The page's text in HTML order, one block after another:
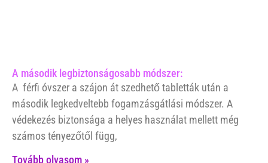
A második legbiztonságosabb módszer:
A férfi óvszer a szájon át szedhető tabletták után a
második legkedveltebb fogamzásgátlási módszer. A
védekezés biztonsága a helyes használat mellett még
számos tényezőtől függ,
Tovább olvasom »